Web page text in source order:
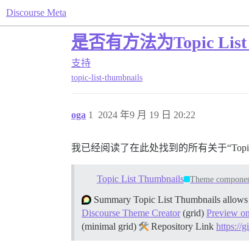
Discourse Meta
是否有方法为Topic List
支持
topic-list-thumbnails
oga 2024 年9 月 19 日 20:22
1
我已经阅读了在此处找到的所有关于
Topic List Thumbnails Theme
Summary Topic List Thumbnails
Discourse Theme Creator(grid) Preview
(minimal grid)
Repository Link https://